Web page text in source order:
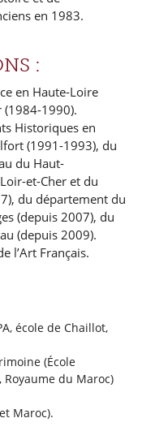
en 1983.
:
en Haute-Loire
(1984-1990).
Historiques en
(1991-1993), du
du Haut-
et-Cher et du
du département du
(depuis 2007), du
(depuis 2009).
l’Art Français.
école de Chaillot,
(École
Royaume du Maroc)
Maroc).